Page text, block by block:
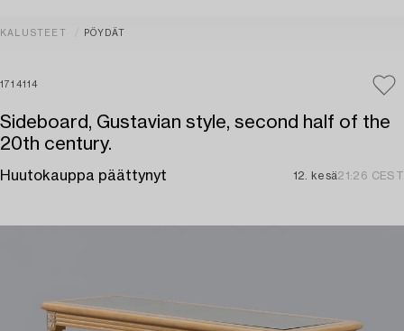
KALUSTEET PÖYDÄT
1714114
Sideboard, Gustavian style, second half of the
20th century.
Huutokauppa päättynyt 12. kesä21:26 CEST